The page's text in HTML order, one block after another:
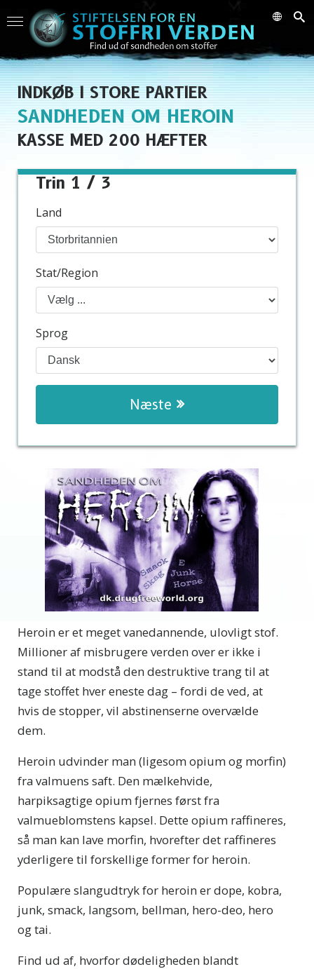
INDKØB I STORE PARTIER
SANDHEDEN OM HEROIN
KASSE MED 200 HÆFTER
Trin 1 / 3
Land
Stat/Region
Sprog
Næste
Heroin er et meget vanedannende, ulovligt stof.
Millioner af misbrugere verden over er ikke i
stand til at modstå den destruktive trang til at
tage stoffet hver eneste dag – fordi de ved, at
hvis de stopper, vil abstinenserne overvælde
dem.
Heroin udvinder man (ligesom opium og morfin)
fra valmuens saft. Den mælkehvide,
harpiksagtige opium fjernes først fra
valmueblomstens kapsel. Dette opium raffineres,
så man kan lave morfin, hvorefter det raffineres
yderligere til forskellige former for heroin.
Populære slangudtryk for heroin er dope, kobra,
junk, smack, langsom, bellman, hero-deo, hero
og tai.
Find ud af, hvorfor dødeligheden blandt